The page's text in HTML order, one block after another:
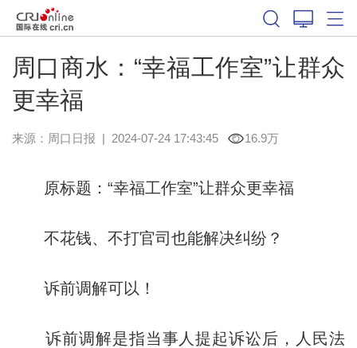
周口商水：“幸福工作室”让群众
更幸福
来源： 周口日报 | 2024-07-24 17:43:45 16.9万
原标题：“幸福工作室”让群众更幸福
不花钱、不打官司也能解决纠纷？
诉前调解可以！
诉前调解是指当事人提起诉讼后，人民法